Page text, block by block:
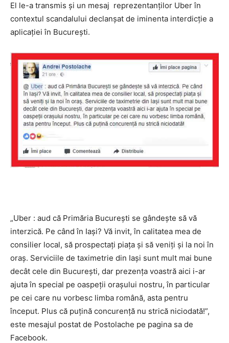
El le-a transmis și un mesaj reprezentanţilor Uber în
contextul scandalului declanşat de iminenta interdicţie a
aplicaţiei în Bucureşti.
„Uber : aud că Primăria București se gândește să vă
interzică. Pe când în Iași? Vă invit, în calitatea mea de
consilier local, să prospectați piața și să veniți și la noi în
oraș. Serviciile de taximetrie din Iași sunt mult mai bune
decât cele din București, dar prezența voastră aici i-ar
ajuta în special pe oaspeții orașului nostru, în particular
pe cei care nu vorbesc limba română, asta pentru
început. Plus că puțină concurență nu strică niciodată!”,
este mesajul postat de Postolache pe pagina sa de
Facebook.